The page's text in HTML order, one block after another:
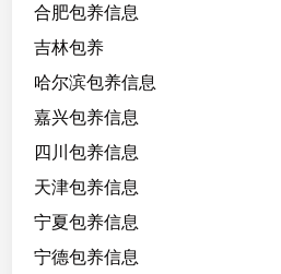
喜
学
英
语
，
蹈
生
合肥包养信息
吉林包养
哈尔滨包养信息
嘉兴包养信息
四川包养信息
天津包养信息
宁夏包养信息
宁德包养信息